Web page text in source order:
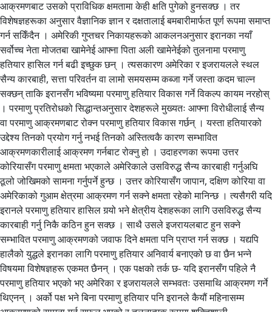
आक्रमणबाट उसको प्राविधिक क्षमतामा केही क्षति पुगेको हुनसक्छ । तर
विशेषज्ञहरूका अनुसार वैज्ञानिक ज्ञान र दक्षतालाई बमबारीमार्फत पूर्ण रूपमा समाप्त
गर्न सकिँदैन । अमेरिकी गुप्तचर निकायहरूको आकलनअनुसार इरानका नयाँ
सर्वोच्च नेता मोजतबा खामेनेई आफ्ना पिता अली खामेनेईको तुलनामा परमाणु
हतियार हासिल गर्न बढी इच्छुक छन् । त्यसकारण अमेरिका र इजरायलले स्थल
सैन्य कारबाही, सत्ता परिवर्तन वा लामो समयसम्म कब्जा गर्ने जस्ता कदम चाल्न
सक्छन् ताकि इरानसँग भविष्यमा परमाणु हतियार विकास गर्ने विकल्प कायम नरहाेस्
। परमाणु प्रतिरोधको सिद्धान्तअनुसार देशहरूले मुख्यतः आफ्ना विरोधीलाई सैन्य
वा परमाणु आक्रमणबाट रोक्न परमाणु हतियार विकास गर्छन् । यस्ता हतियारको
उद्देश्य तिनको प्रयोग गर्नु नभई तिनको अस्तित्वकै कारण सम्भावित
आक्रमणकारीलाई आक्रमण गर्नबाट रोक्नु हो । उदाहरणका रूपमा उत्तर
कोरियासँग परमाणु क्षमता भएकाले अमेरिकाले उसविरुद्ध सैन्य कारबाही गर्नुअघि
ठूलो जोखिमको सामना गर्नुपर्ने हुन्छ । उत्तर कोरियासँग जापान, दक्षिण कोरिया वा
अमेरिकाको गुआम क्षेत्रमा आक्रमण गर्न सक्ने क्षमता रहेको मानिन्छ । त्यसैगरी यदि
इरानले परमाणु हतियार हासिल गर्‍यो भने क्षेत्रीय देशहरूका लागि उसविरुद्ध सैन्य
कारबाही गर्नु निकै कठिन हुन सक्छ । साथै उसले इजरायलबाट हुन सक्ने
सम्भावित परमाणु आक्रमणको जवाफ दिने क्षमता पनि प्राप्त गर्न सक्छ । यद्यपि
हालैको युद्धले इरानका लागि परमाणु हतियार अनिवार्य बनाएको छ वा छैन भन्ने
विषयमा विशेषज्ञहरू एकमत छैनन् । एक पक्षको तर्क छ- यदि इरानसँग पहिले नै
परमाणु हतियार भएको भए अमेरिका र इजरायलले सम्भवतः उसमाथि आक्रमण गर्ने
थिएनन् । अर्को पक्ष भने बिना परमाणु हतियार पनि इरानले कैयौं महिनासम्म